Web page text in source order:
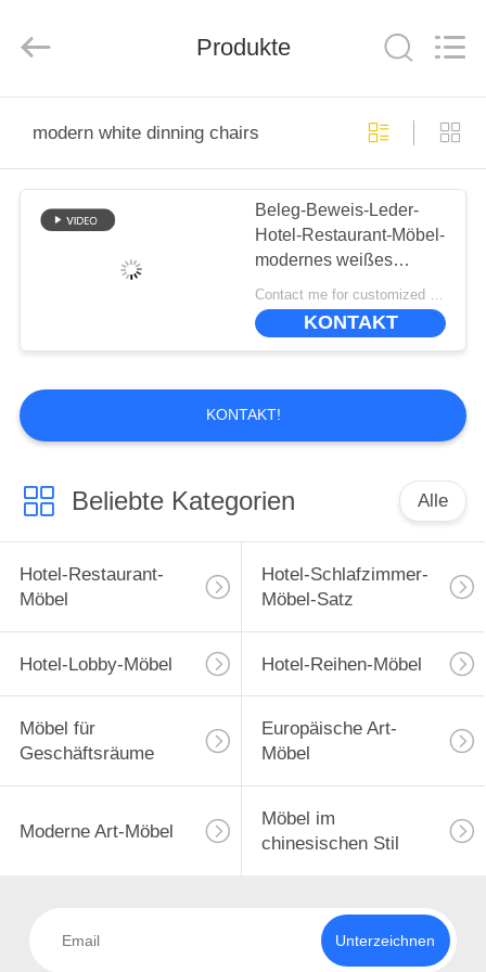
HAUSE
PRODUKTE
VR-
SHOW
UNS
WERKSBESICHTIGUNG
QUALITÄTSKONTROLLE
BITTE
UM
EIN
DATENSCHUTZ-
Rights
Produkte
modern white dinning chairs
Beleg-Beweis-Leder-
Hotel-Restaurant-Möbel-
modernes weißes
speisendes Stühle ODM
Contact me for customized MOQ:10
KONTAKT
KONTAKT!
Beliebte Kategorien Alle
Hotel-Restaurant-
Möbel
Hotel-Schlafzimmer-
Möbel-Satz
Hotel-Lobby-Möbel Hotel-Reihen-Möbel
Möbel für
Geschäftsräume
Europäische Art-
Möbel
Moderne Art-Möbel
Möbel im
chinesischen Stil
Unterzeichnen